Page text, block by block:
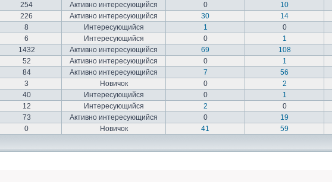
254 Активно интересующийся 0
10
226 Активно интересующийся 30
14
8 Интересующийся 1
0
6 Интересующийся 0
1
1432 Активно интересующийся 69
108
52 Активно интересующийся 0
1
84 Активно интересующийся 7
56
3 Новичок 0
2
40 Интересующийся 0
1
12 Интересующийся 2
0
73 Активно интересующийся 0
19
0 Новичок 41 59